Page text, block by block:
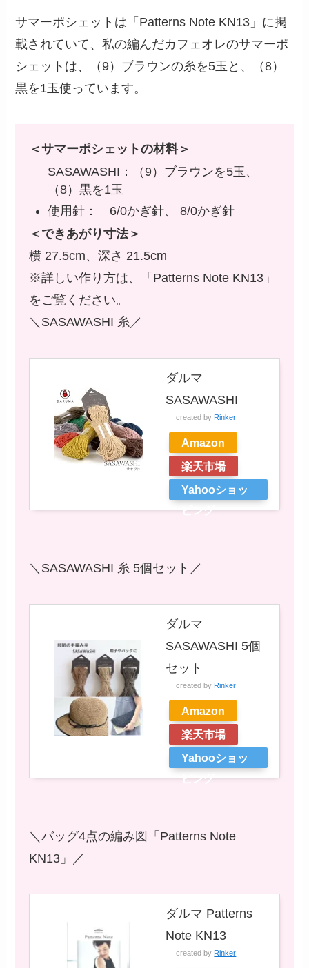
サマーポシェットは「Patterns Note KN13」に掲
載されていて、私の編んだカフェオレのサマーポ
シェットは、（9）ブラウンの糸を5玉と、（8）
黒を1玉使っています。
＜サマーポシェットの材料＞
SASAWASHI：（9）ブラウンを5玉、
（8）黒を1玉
使用針： 6/0かぎ針、 8/0かぎ針
＜できあがり寸法＞
横 27.5cm、深さ 21.5cm
※詳しい作り方は、「Patterns Note KN13」
をご覧ください。
＼SASAWASHI 糸／
ダルマ
SASAWASHI
created by Rinker
Amazon
楽天市場
Yahooショッ
ピング
＼SASAWASHI 糸 5個セット／
ダルマ
SASAWASHI 5個
セット
created by Rinker
Amazon
楽天市場
Yahooショッ
ピング
＼バッグ4点の編み図「Patterns Note
KN13」／
ダルマ Patterns
Note KN13
created by Rinker